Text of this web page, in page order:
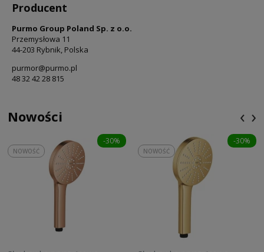
Producent
Purmo Group Poland Sp. z o.o.
Przemysłowa 11
44-203 Rybnik, Polska
purmor@purmo.pl
48 32 42 28 815
Nowości
-30%
NOWOŚĆ
-30%
NOWOŚĆ
‹ ›